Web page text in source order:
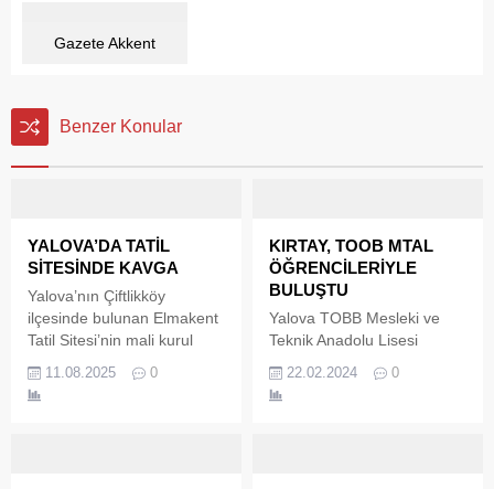
Gazete Akkent
Benzer Konular
YALOVA’DA TATİL
SİTESİNDE KAVGA
Yalova’nın Çiftlikköy
ilçesinde bulunan Elmakent
Tatil Sitesi’nin mali kurul
yükseldi. İddiaya göre,
toplantıda rakamların net
11.08.2025 0
KIRTAY, TOOB MTAL
ÖĞRENCİLERİYLE
BULUŞTU
Yalova TOBB Mesleki ve
Teknik Anadolu Lisesi
alanı ve gazetecilik alanı
öğrencileri ile tecrübelerini
22.02.2024 0